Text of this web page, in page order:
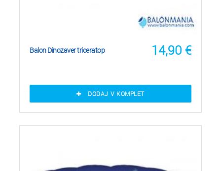
14,90 €
Balon Dinozaver triceratop
DODAJ V KOMPLET